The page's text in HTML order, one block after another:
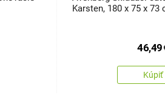
Karsten, 180 x 75 x 73
46,49
Kúpiť